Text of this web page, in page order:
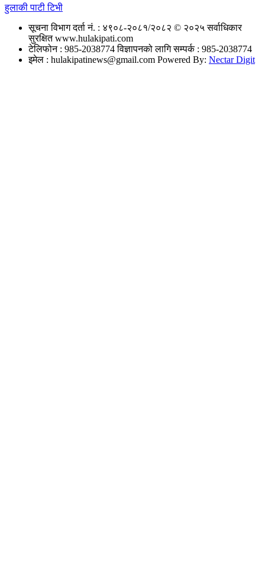
हुलाकी पाटी टिभी
सूचना विभाग दर्ता नं. : ४९०८-२०८१/२०८२ © २०२५ सर्वाधिकार
सुरक्षित www.hulakipati.com
टेलिफोन : 985-2038774विज्ञापनको लागि सम्पर्क : 985-2038774
इमेल : hulakipatinews@gmail.com Powered By: Nectar Digit